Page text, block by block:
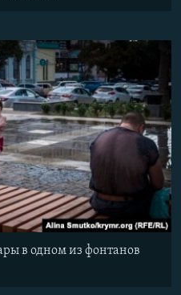
в одном из фонтанов